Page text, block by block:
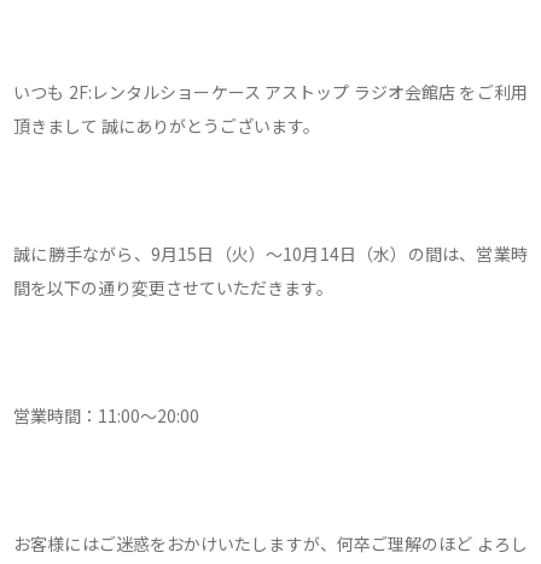
いつも 2F:レンタルショーケース アストップ ラジオ会館店 をご利用
頂きまして 誠にありがとうございます。
誠に勝手ながら、9月15日（火）～10月14日（水）の間は、営業時
間を以下の通り変更させていただきます。
営業時間：11:00～20:00
お客様にはご迷惑をおかけいたしますが、何卒ご理解のほど よろし